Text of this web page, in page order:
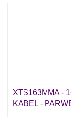
XTS163MMA -
KABEL -